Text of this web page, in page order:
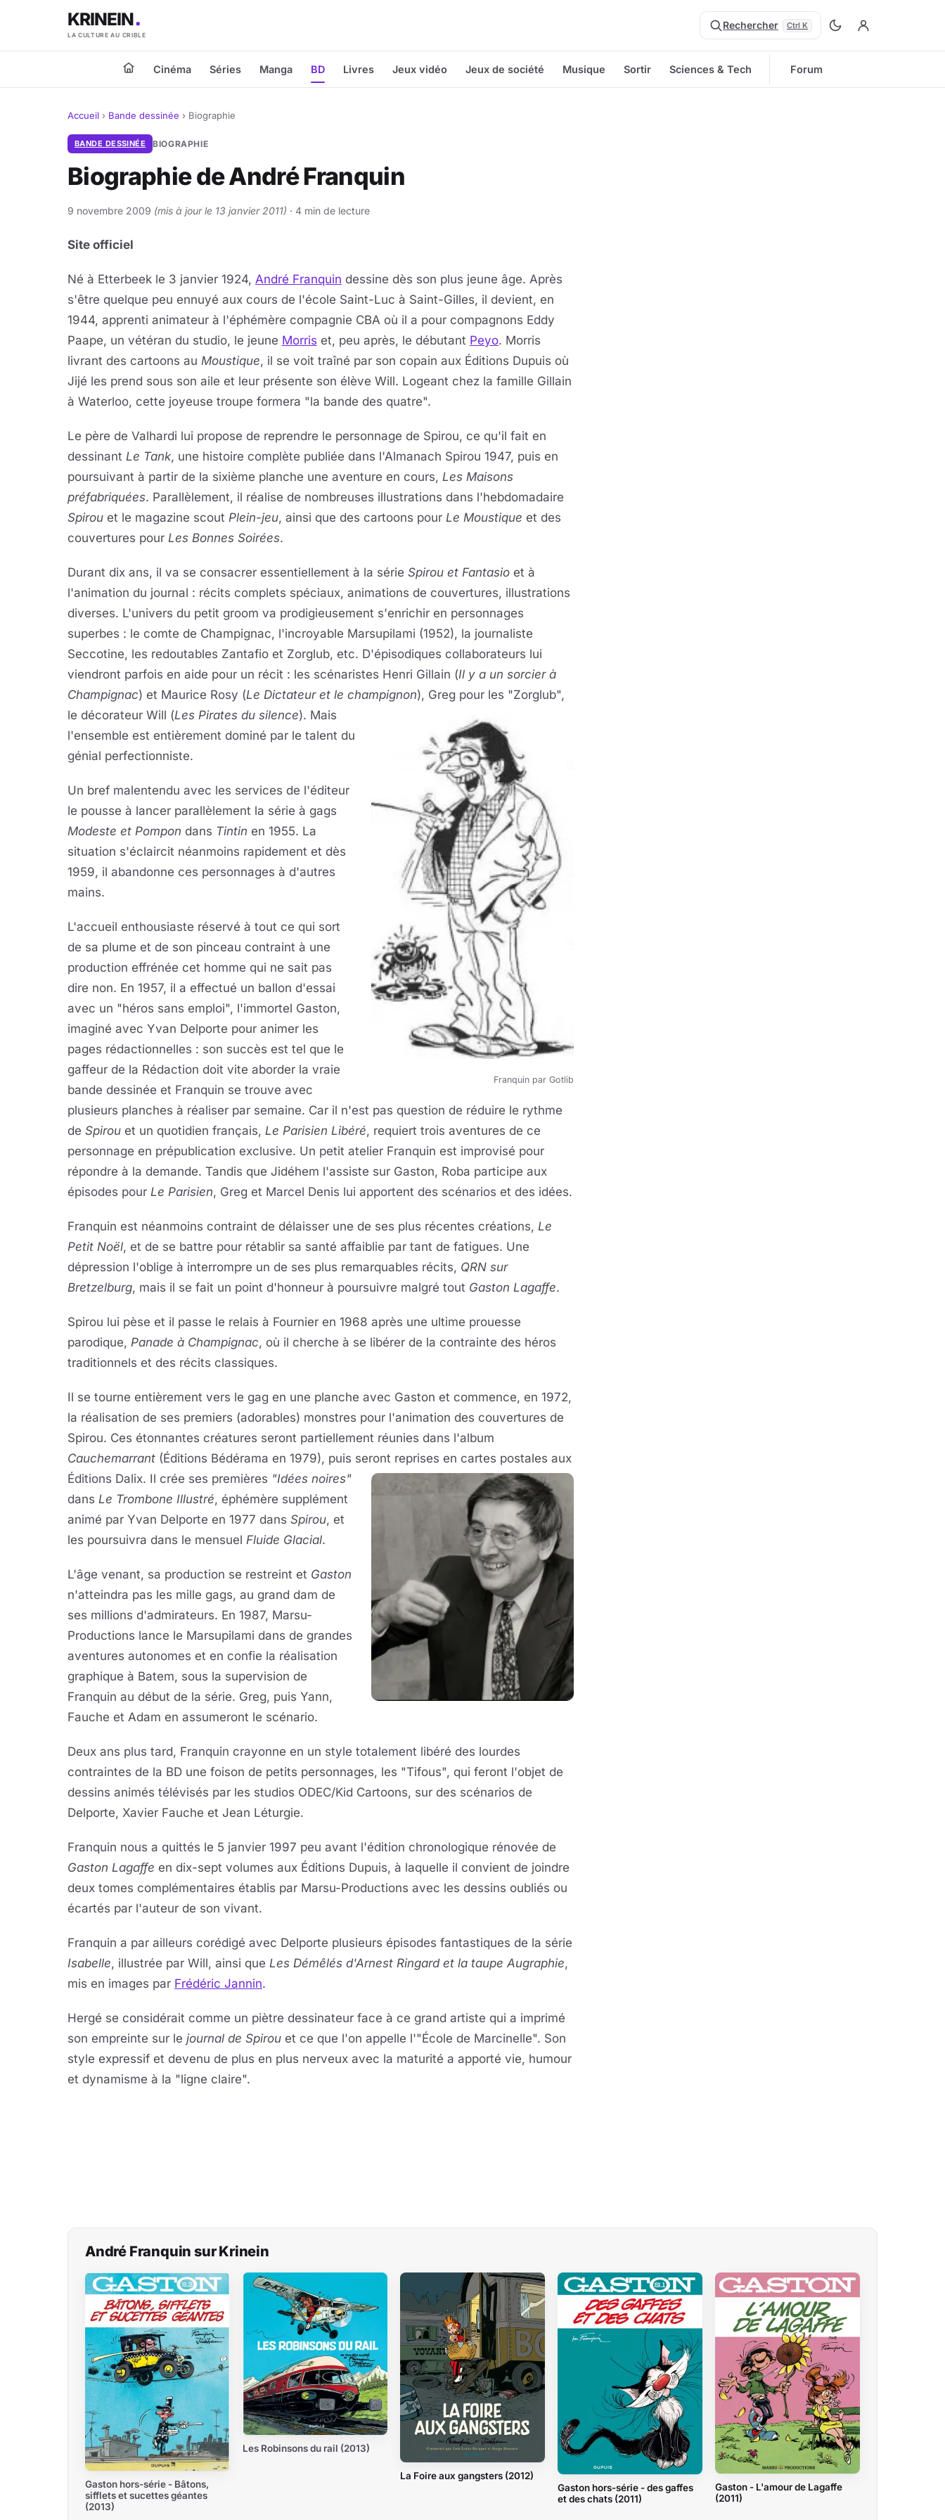
KRINEIN
LA CULTURE AU CRIBLE
Rechercher Ctrl K
Cinéma Séries Manga BD Livres Jeux vidéo Jeux de société Musique Sortir Sciences & Tech Forum
Accueil › Bande dessinée › Biographie
BANDE DESSINÉE BIOGRAPHIE
Biographie de André Franquin
9 novembre 2009 (mis à jour le 13 janvier 2011) · 4 min de lecture
Site officiel
Né à Etterbeek le 3 janvier 1924, André Franquin dessine dès son plus jeune âge. Après
s'être quelque peu ennuyé aux cours de l'école Saint-Luc à Saint-Gilles, il devient, en
1944, apprenti animateur à l'éphémère compagnie CBA où il a pour compagnons Eddy
Paape, un vétéran du studio, le jeune Morris et, peu après, le débutant Peyo. Morris
livrant des cartoons au Moustique, il se voit traîné par son copain aux Éditions Dupuis où
Jijé les prend sous son aile et leur présente son élève Will. Logeant chez la famille Gillain
à Waterloo, cette joyeuse troupe formera "la bande des quatre".
Le père de Valhardi lui propose de reprendre le personnage de Spirou, ce qu'il fait en
dessinant Le Tank, une histoire complète publiée dans l'Almanach Spirou 1947, puis en
poursuivant à partir de la sixième planche une aventure en cours, Les Maisons
préfabriquées. Parallèlement, il réalise de nombreuses illustrations dans l'hebdomadaire
Spirou et le magazine scout Plein-jeu, ainsi que des cartoons pour Le Moustique et des
couvertures pour Les Bonnes Soirées.
Durant dix ans, il va se consacrer essentiellement à la série Spirou et Fantasio et à
l'animation du journal : récits complets spéciaux, animations de couvertures, illustrations
diverses. L'univers du petit groom va prodigieusement s'enrichir en personnages
superbes : le comte de Champignac, l'incroyable Marsupilami (1952), la journaliste
Seccotine, les redoutables Zantafio et Zorglub, etc. D'épisodiques collaborateurs lui
viendront parfois en aide pour un récit : les scénaristes Henri Gillain (Il y a un sorcier à
Champignac) et Maurice Rosy (Le Dictateur et le champignon), Greg pour les "Zorglub",
le décorateur Will (Les Pirates du silence).
Franquin par Gotlib
Mais
l'ensemble est entièrement dominé par le talent du
génial perfectionniste.
Un bref malentendu avec les services de l'éditeur
le pousse à lancer parallèlement la série à gags
Modeste et Pompon dans Tintin en 1955. La
situation s'éclaircit néanmoins rapidement et dès
1959, il abandonne ces personnages à d'autres
mains.
L'accueil enthousiaste réservé à tout ce qui sort
de sa plume et de son pinceau contraint à une
production effrénée cet homme qui ne sait pas
dire non. En 1957, il a effectué un ballon d'essai
avec un "héros sans emploi", l'immortel Gaston,
imaginé avec Yvan Delporte pour animer les
pages rédactionnelles : son succès est tel que le
gaffeur de la Rédaction doit vite aborder la vraie
bande dessinée et Franquin se trouve avec
plusieurs planches à réaliser par semaine. Car il n'est pas question de réduire le rythme
de Spirou et un quotidien français, Le Parisien Libéré, requiert trois aventures de ce
personnage en prépublication exclusive. Un petit atelier Franquin est improvisé pour
répondre à la demande. Tandis que Jidéhem l'assiste sur Gaston, Roba participe aux
épisodes pour Le Parisien, Greg et Marcel Denis lui apportent des scénarios et des idées.
Franquin est néanmoins contraint de délaisser une de ses plus récentes créations, Le
Petit Noël, et de se battre pour rétablir sa santé affaiblie par tant de fatigues. Une
dépression l'oblige à interrompre un de ses plus remarquables récits, QRN sur
Bretzelburg, mais il se fait un point d'honneur à poursuivre malgré tout Gaston Lagaffe.
Spirou lui pèse et il passe le relais à Fournier en 1968 après une ultime prouesse
parodique, Panade à Champignac, où il cherche à se libérer de la contrainte des héros
traditionnels et des récits classiques.
Il se tourne entièrement vers le gag en une planche avec Gaston et commence, en 1972,
la réalisation de ses premiers (adorables) monstres pour l'animation des couvertures de
Spirou. Ces étonnantes créatures seront partiellement réunies dans l'album
Cauchemarrant (Éditions Bédérama en 1979), puis seront reprises en cartes postales aux
Éditions Dalix. Il crée ses premières "Idées noires"
dans Le Trombone Illustré, éphémère supplément
animé par Yvan Delporte en 1977 dans Spirou, et
les poursuivra dans le mensuel Fluide Glacial.
L'âge venant, sa production se restreint et Gaston
n'atteindra pas les mille gags, au grand dam de
ses millions d'admirateurs. En 1987, Marsu-
Productions lance le Marsupilami dans de grandes
aventures autonomes et en confie la réalisation
graphique à Batem, sous la supervision de
Franquin au début de la série. Greg, puis Yann,
Fauche et Adam en assumeront le scénario.
Deux ans plus tard, Franquin crayonne en un style totalement libéré des lourdes
contraintes de la BD une foison de petits personnages, les "Tifous", qui feront l'objet de
dessins animés télévisés par les studios ODEC/Kid Cartoons, sur des scénarios de
Delporte, Xavier Fauche et Jean Léturgie.
Franquin nous a quittés le 5 janvier 1997 peu avant l'édition chronologique rénovée de
Gaston Lagaffe en dix-sept volumes aux Éditions Dupuis, à laquelle il convient de joindre
deux tomes complémentaires établis par Marsu-Productions avec les dessins oubliés ou
écartés par l'auteur de son vivant.
Franquin a par ailleurs corédigé avec Delporte plusieurs épisodes fantastiques de la série
Isabelle, illustrée par Will, ainsi que Les Démêlés d'Arnest Ringard et la taupe Augraphie,
mis en images par Frédéric Jannin.
Hergé se considérait comme un piètre dessinateur face à ce grand artiste qui a imprimé
son empreinte sur le journal de Spirou et ce que l'on appelle l'"École de Marcinelle". Son
style expressif et devenu de plus en plus nerveux avec la maturité a apporté vie, humour
et dynamisme à la "ligne claire".
André Franquin sur Krinein
Gaston hors-série - Bâtons,
sifflets et sucettes géantes
(2013)
Les Robinsons du rail (2013)
La Foire aux gangsters (2012)
Gaston hors-série - des gaffes
et des chats (2011)
Gaston - L'amour de Lagaffe
(2011)